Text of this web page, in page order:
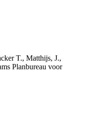
T., Matthijs, J.,
Planbureau voor